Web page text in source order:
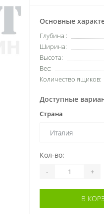
Основные
Глубина :
Ширина:
Высота:
Вес:
Количество ящиков:
Доступные
Страна
Кол-во:
- +
В